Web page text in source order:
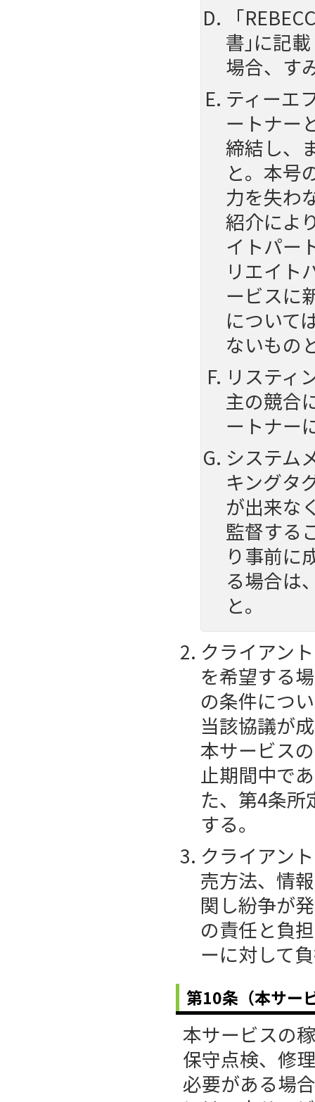
「
書｣に記
場合、す
ティーエ
ートナー
締結し、
と。本号
力を失わ
紹介によ
イトパー
リエイト
ービスに
について
ないもの
リスティ
主の競合
ートナー
システム
キングタ
が出来な
監督する
り事前に
る場合は
と。
クライアン
を希望する
の条件につ
当該協議が
本サービス
止期間中で
た、第4条所
する。
クライアン
売方法、情
関し紛争が
の責任と負
ーに対して
第10条（本サー
本サービスの
保守点検、修
必要がある場